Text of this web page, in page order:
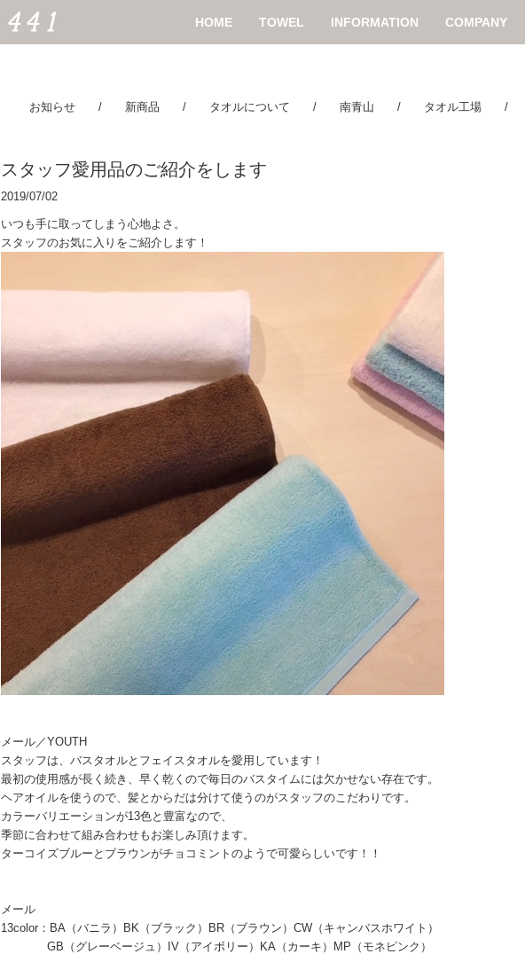
HOME TOWEL INFORMATION COMPANY
お知らせ/ 新商品 / タオルについて / 南青山 / タオル工場/
スタッフ愛用品のご紹介をします
2019/07/02
いつも手に取ってしまう心地よさ。
スタッフのお気に入りをご紹介します！
メール／YOUTH
スタッフは、バスタオルとフェイスタオルを愛用しています！
最初の使用感が長く続き、早く乾くので毎日のバスタイムには欠かせない存在です。
ヘアオイルを使うので、髪とからだは分けて使うのがスタッフのこだわりです。
カラーバリエーションが13色と豊富なので、
季節に合わせて組み合わせもお楽しみ頂けます。
ターコイズブルーとブラウンがチョコミントのようで可愛らしいです！！
メール
13color：BA（バニラ）BK（ブラック）BR（ブラウン）CW（キャンバスホワイト）
GB（グレーベージュ）IV（アイボリー）KA（カーキ）MP（モネピンク）